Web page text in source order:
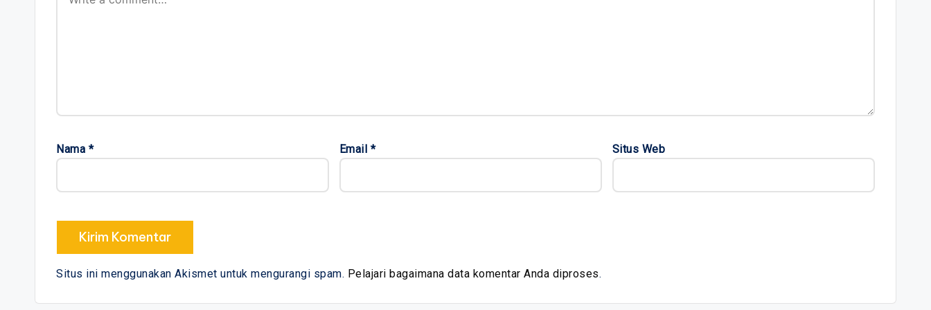
Nama * Email * Situs Web
Situs ini menggunakan Akismet untuk mengurangi spam. Pelajari bagaimana data komentar Anda diproses.